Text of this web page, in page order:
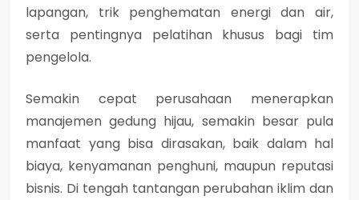
lapangan, trik penghematan energi dan air,
serta pentingnya pelatihan khusus bagi tim
pengelola.
Semakin cepat perusahaan menerapkan
manajemen gedung hijau, semakin besar pula
manfaat yang bisa dirasakan, baik dalam hal
biaya, kenyamanan penghuni, maupun reputasi
bisnis. Di tengah tantangan perubahan iklim dan